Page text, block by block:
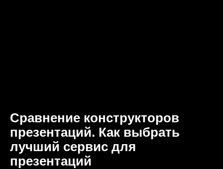
Сравнение конструкторов
презентаций. Как выбрать
лучший сервис для
презентаций